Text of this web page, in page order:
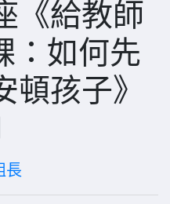
《給教師
：如何先
頓孩子》
長